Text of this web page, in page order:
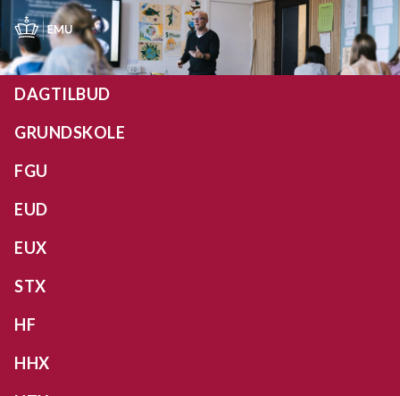
til
hovedindhold
DAGTILBUD
GRUNDSKOLE
FGU
EUD
EUX
STX
HF
HHX